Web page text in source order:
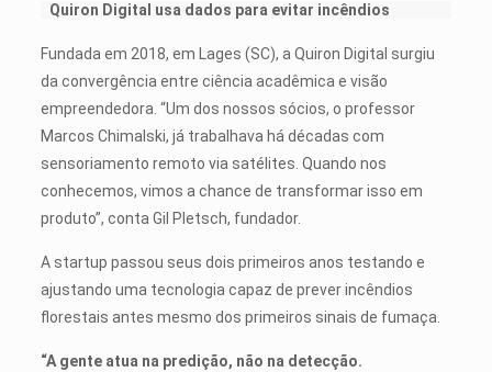
Quiron Digital usa dados para evitar incêndios
Fundada em 2018, em Lages (SC), a Quiron Digital surgiu
da convergência entre ciência acadêmica e visão
empreendedora. “Um dos nossos sócios, o professor
Marcos Chimalski, já trabalhava há décadas com
sensoriamento remoto via satélites. Quando nos
conhecemos, vimos a chance de transformar isso em
produto”, conta Gil Pletsch, fundador.
A startup passou seus dois primeiros anos testando e
ajustando uma tecnologia capaz de prever incêndios
florestais antes mesmo dos primeiros sinais de fumaça.
“A gente atua na predição, não na detecção.